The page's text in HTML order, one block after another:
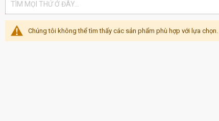
Chúng tôi không thể tìm thấy các sản phẩm phù hợp với lựa chọn.